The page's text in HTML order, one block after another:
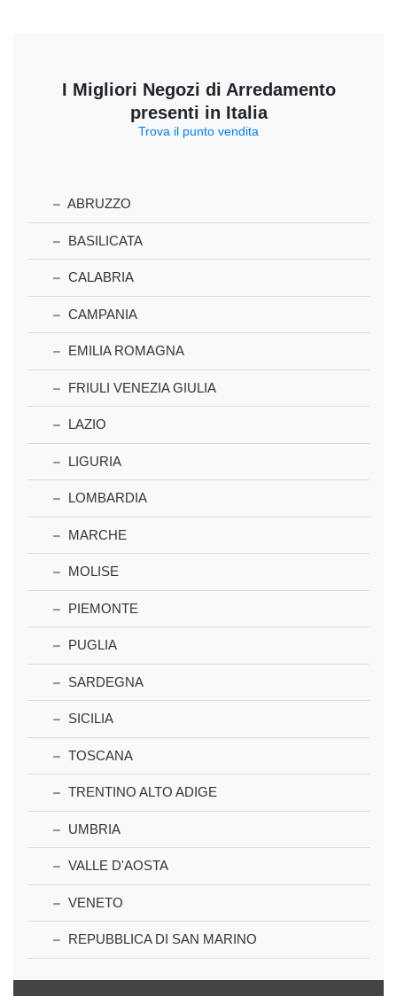
I Migliori Negozi di Arredamento
presenti in Italia
Trova il punto vendita
ABRUZZO
BASILICATA
CALABRIA
CAMPANIA
EMILIA ROMAGNA
FRIULI VENEZIA GIULIA
LAZIO
LIGURIA
LOMBARDIA
MARCHE
MOLISE
PIEMONTE
PUGLIA
SARDEGNA
SICILIA
TOSCANA
TRENTINO ALTO ADIGE
UMBRIA
VALLE D'AOSTA
VENETO
REPUBBLICA DI SAN MARINO